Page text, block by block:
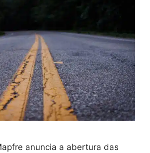
anuncia a abertura das